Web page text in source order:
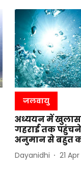
जलवायु
अध्ययन में
गहराई तक पहुंचने
अनुमान से बहुत
Dayanidhi 21